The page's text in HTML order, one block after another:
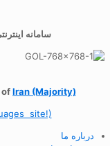
سامانه
ofIran (Majority)
site!)
درباره ما